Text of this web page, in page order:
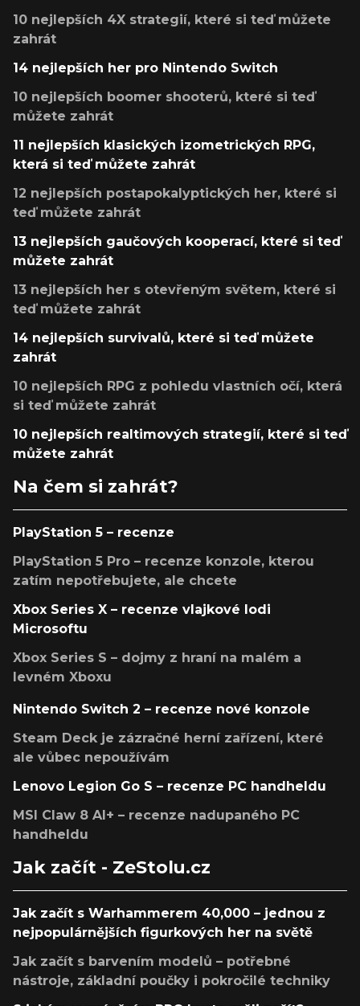
10 nejlepších 4X strategií, které si teď můžete
zahrát
14 nejlepších her pro Nintendo Switch
10 nejlepších boomer shooterů, které si teď
můžete zahrát
11 nejlepších klasických izometrických RPG,
která si teď můžete zahrát
12 nejlepších postapokalyptických her, které si
teď můžete zahrát
13 nejlepších gaučových kooperací, které si teď
můžete zahrát
13 nejlepších her s otevřeným světem, které si
teď můžete zahrát
14 nejlepších survivalů, které si teď můžete
zahrát
10 nejlepších RPG z pohledu vlastních očí, která
si teď můžete zahrát
10 nejlepších realtimových strategií, které si teď
můžete zahrát
Na čem si zahrát?
PlayStation 5 – recenze
PlayStation 5 Pro – recenze konzole, kterou
zatím nepotřebujete, ale chcete
Xbox Series X – recenze vlajkové lodi
Microsoftu
Xbox Series S – dojmy z hraní na malém a
levném Xboxu
Nintendo Switch 2 – recenze nové konzole
Steam Deck je zázračné herní zařízení, které
ale vůbec nepoužívám
Lenovo Legion Go S – recenze PC handheldu
MSI Claw 8 AI+ – recenze nadupaného PC
handheldu
Jak začít - ZeStolu.cz
Jak začít s Warhammerem 40,000 – jednou z
nejpopulárnějších figurkových her na světě
Jak začít s barvením modelů – potřebné
nástroje, základní poučky i pokročilé techniky